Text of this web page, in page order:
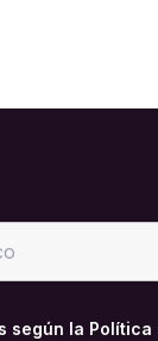
según la Política